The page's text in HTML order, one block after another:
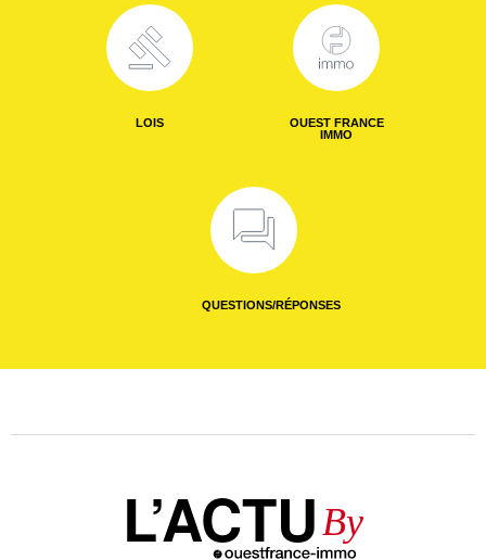
LOIS
OUEST FRANCE
IMMO
QUESTIONS/RÉPONSES
L’ACTU By